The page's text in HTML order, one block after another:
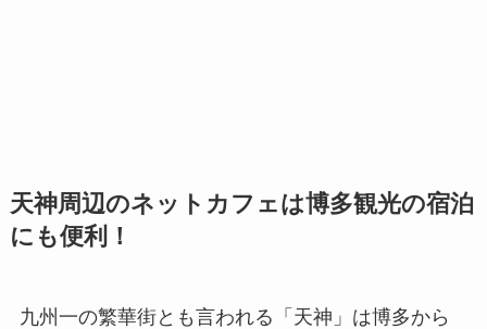
天神周辺のネットカフェは博多観光の宿泊
にも便利！
九州一の繁華街とも言われる「天神」は博多から